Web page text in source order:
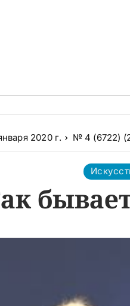
2020 г. № 4 (6722)